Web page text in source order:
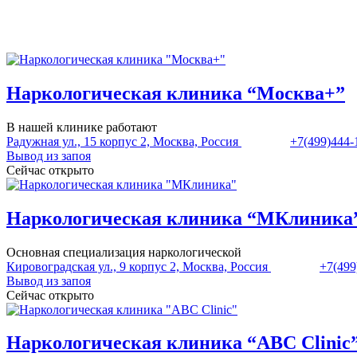
Наркологическая клиника “Москва+”
В нашей клинике работают
Радужная ул., 15 корпус 2, Москва, Россия
+7(499)444-
Вывод из запоя
Сейчас открыто
Наркологическая клиника
Основная специализация наркологической
Кировоградская ул., 9 корпус 2, Москва, Россия
Вывод из запоя
Сейчас открыто
Наркологическая клиника “ABC